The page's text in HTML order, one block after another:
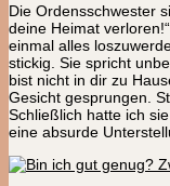
Die Ordensschwester
deine Heimat
einmal alles
stickig. Sie spricht
bist nicht in dir zu
Gesicht gesprungen.
Schließlich hatte ich
eine absurde